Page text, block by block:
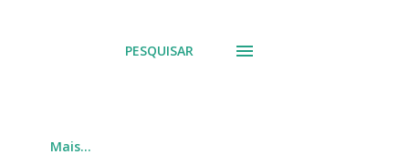
PESQUISAR
Mais…